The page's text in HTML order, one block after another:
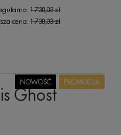
1 730,03 zł
cena:1 730,03 zł
Ghost
PROMOCJA
NOWOŚĆ